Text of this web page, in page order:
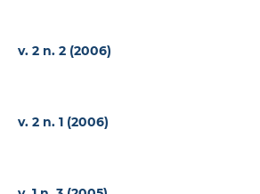
v. 2 n. 2 (2006)
v. 2 n. 1 (2006)